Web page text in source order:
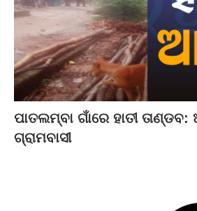
ପାତଲମ୍ବା ଗାଁରେ ହାତୀ
ଗ୍ରାମବାସୀ